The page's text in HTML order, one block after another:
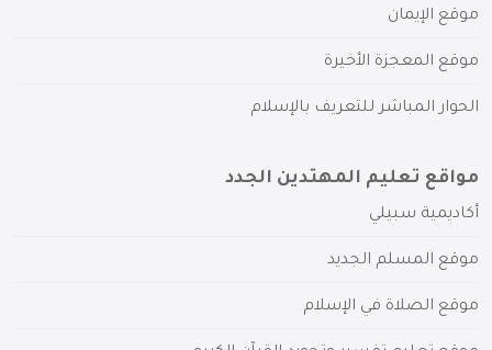
موقع الإيمان
موقع المعجزة الأخيرة
الحوار المباشر للتعريف بالإسلام
مواقع تعليم المهتدين الجدد
أكاديمية سبيلي
موقع المسلم الجديد
موقع الصلاة في الإسلام